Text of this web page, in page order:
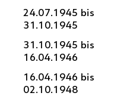
24.07.1945 bis
31.10.1945
31.10.1945 bis
16.04.1946
16.04.1946 bis
02.10.1948